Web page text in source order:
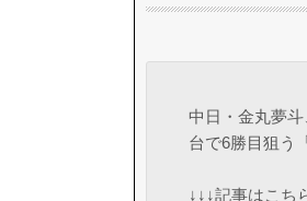
中日・金丸夢
台で6勝目狙う
↓↓↓記事はこち